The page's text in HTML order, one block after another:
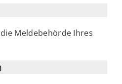
Meldebehörde Ihres